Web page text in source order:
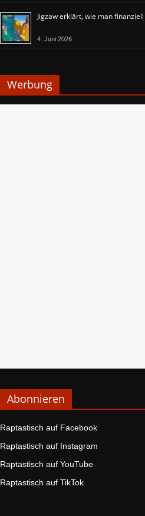
Jigzaw erklärt, wie man
4. Juni 2026
Werbung
Abonnieren
Raptastisch auf Facebook
Raptastisch auf Instagram
Raptastisch auf YouTube
Raptastisch auf TikTok